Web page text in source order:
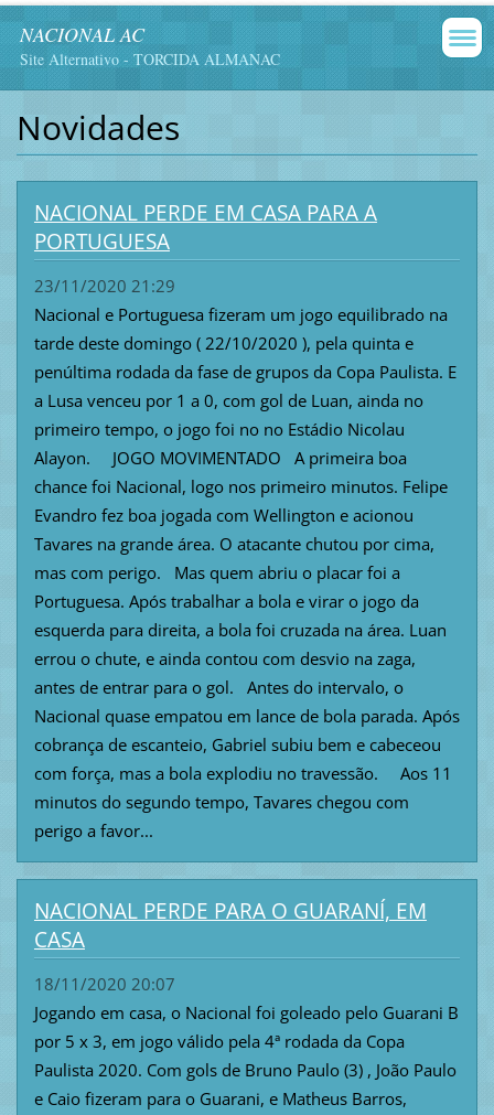
NACIONAL AC
Site Alternativo - TORCIDA ALMANAC
Novidades
NACIONAL PERDE EM CASA PARA A
PORTUGUESA
23/11/2020 21:29
Nacional e Portuguesa fizeram um jogo equilibrado na
tarde deste domingo ( 22/10/2020 ), pela quinta e
penúltima rodada da fase de grupos da Copa Paulista. E
a Lusa venceu por 1 a 0, com gol de Luan, ainda no
primeiro tempo, o jogo foi no no Estádio Nicolau
Alayon. JOGO MOVIMENTADO A primeira boa
chance foi Nacional, logo nos primeiro minutos. Felipe
Evandro fez boa jogada com Wellington e acionou
Tavares na grande área. O atacante chutou por cima,
mas com perigo. Mas quem abriu o placar foi a
Portuguesa. Após trabalhar a bola e virar o jogo da
esquerda para direita, a bola foi cruzada na área. Luan
errou o chute, e ainda contou com desvio na zaga,
antes de entrar para o gol. Antes do intervalo, o
Nacional quase empatou em lance de bola parada. Após
cobrança de escanteio, Gabriel subiu bem e cabeceou
com força, mas a bola explodiu no travessão. Aos 11
minutos do segundo tempo, Tavares chegou com
perigo a favor...
NACIONAL PERDE PARA O GUARANÍ, EM
CASA
18/11/2020 20:07
Jogando em casa, o Nacional foi goleado pelo Guarani B
por 5 x 3, em jogo válido pela 4ª rodada da Copa
Paulista 2020. Com gols de Bruno Paulo (3) , João Paulo
e Caio fizeram para o Guarani, e Matheus Barros,